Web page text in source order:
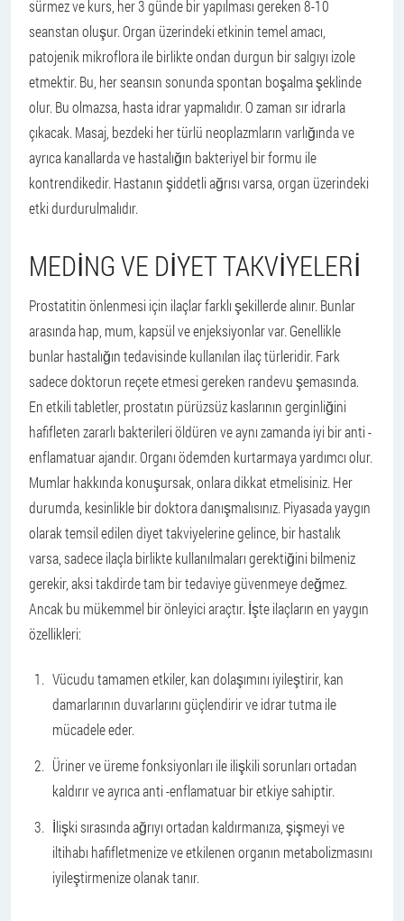
sürmez ve kurs, her 3 günde bir yapılması gereken 8-10
seanstan oluşur. Organ üzerindeki etkinin temel amacı,
patojenik mikroflora ile birlikte ondan durgun bir salgıyı izole
etmektir. Bu, her seansın sonunda spontan boşalma şeklinde
olur. Bu olmazsa, hasta idrar yapmalıdır. O zaman sır idrarla
çıkacak. Masaj, bezdeki her türlü neoplazmların varlığında ve
ayrıca kanallarda ve hastalığın bakteriyel bir formu ile
kontrendikedir. Hastanın şiddetli ağrısı varsa, organ üzerindeki
etki durdurulmalıdır.
MEDING VE DIYET TAKVIYELERI
Prostatitin önlenmesi için ilaçlar farklı şekillerde alınır. Bunlar
arasında hap, mum, kapsül ve enjeksiyonlar var. Genellikle
bunlar hastalığın tedavisinde kullanılan ilaç türleridir. Fark
sadece doktorun reçete etmesi gereken randevu şemasında.
En etkili tabletler, prostatın pürüzsüz kaslarının gerginliğini
hafifleten zararlı bakterileri öldüren ve aynı zamanda iyi bir anti -
enflamatuar ajandır. Organı ödemden kurtarmaya yardımcı olur.
Mumlar hakkında konuşursak, onlara dikkat etmelisiniz. Her
durumda, kesinlikle bir doktora danışmalısınız. Piyasada yaygın
olarak temsil edilen diyet takviyelerine gelince, bir hastalık
varsa, sadece ilaçla birlikte kullanılmaları gerektiğini bilmeniz
gerekir, aksi takdirde tam bir tedaviye güvenmeye değmez.
Ancak bu mükemmel bir önleyici araçtır. İşte ilaçların en yaygın
özellikleri:
Vücudu tamamen etkiler, kan dolaşımını iyileştirir, kan
damarlarının duvarlarını güçlendirir ve idrar tutma ile
mücadele eder.
Üriner ve üreme fonksiyonları ile ilişkili sorunları ortadan
kaldırır ve ayrıca anti -enflamatuar bir etkiye sahiptir.
İlişki sırasında ağrıyı ortadan kaldırmanıza, şişmeyi ve
iltihabı hafifletmenize ve etkilenen organın metabolizmasını
iyileştirmenize olanak tanır.